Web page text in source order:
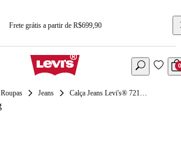
Frete grátis a partir de R$699,90
0
Roupas Jeans Calça Jeans Levi's® 721® High Rise Skinny Lavagem Média